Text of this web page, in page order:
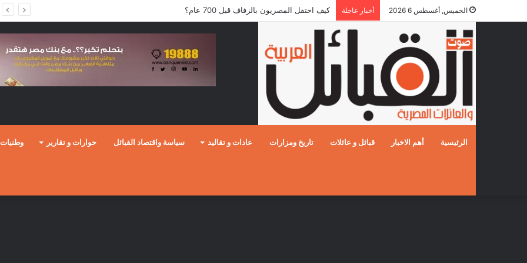
الخميس, أغسطس 6 2026 أخبار عاجلة كيف احتفل المصريون بالزفاف قبل 700 عام؟
الرئيسية أهم الاخبار قبائل و عائلات تاريخ ومزارات عادات و تقاليد سياسة واقتصاد القبائل حوارات و تقارير وطنيات